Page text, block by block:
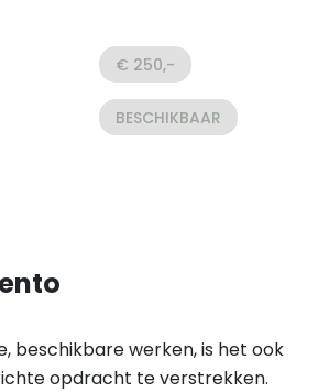
€ 250,-
BESCHIKBAAR
beschikbare werken, is het ook
opdracht te verstrekken.